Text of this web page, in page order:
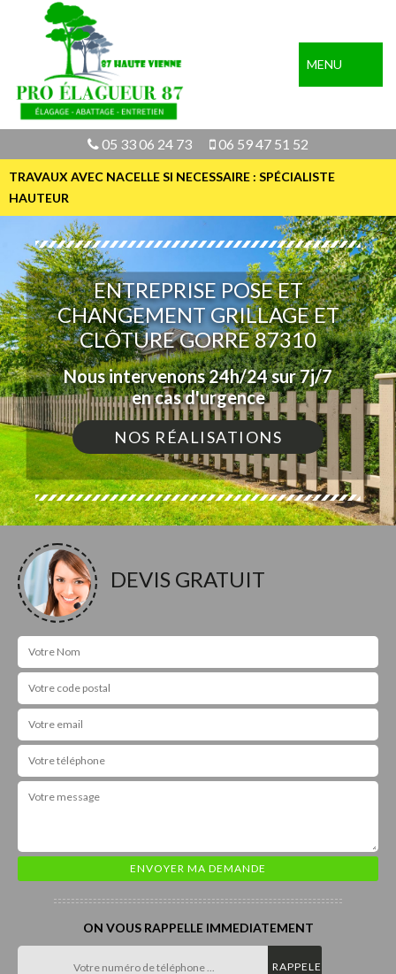
MENU
05 33 06 24 73 06 59 47 51 52
TRAVAUX AVEC NACELLE SI NECESSAIRE : SPÉCIALISTE
HAUTEUR
ENTREPRISE POSE ET
CHANGEMENT GRILLAGE ET
CLÔTURE GORRE 87310
Nous intervenons 24h/24 sur 7j/7
en cas d'urgence
NOS RÉALISATIONS
DEVIS GRATUIT
ON VOUS RAPPELLE IMMEDIATEMENT